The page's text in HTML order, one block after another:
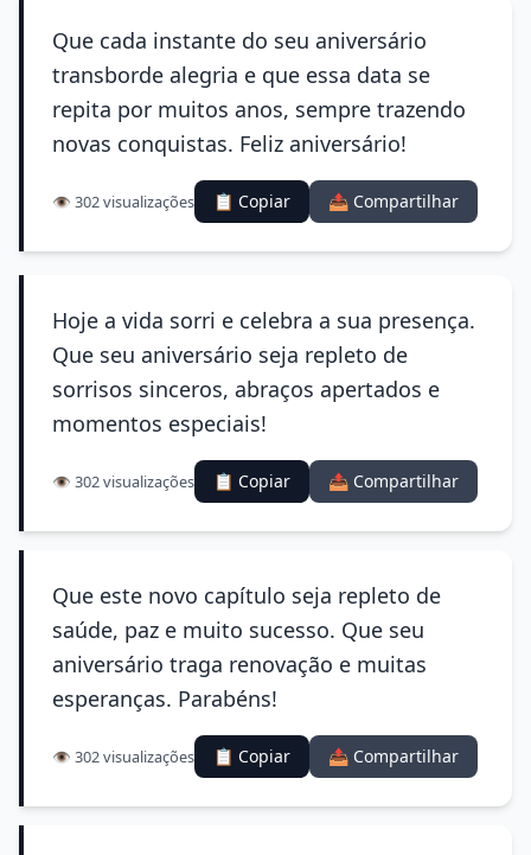
Que cada instante do seu aniversário
transborde alegria e que essa data se
repita por muitos anos, sempre trazendo
novas conquistas. Feliz aniversário!
👁️ 302 visualizações 📋 Copiar 📤 Compartilhar
Hoje a vida sorri e celebra a sua presença.
Que seu aniversário seja repleto de
sorrisos sinceros, abraços apertados e
momentos especiais!
👁️ 302 visualizações 📋 Copiar 📤 Compartilhar
Que este novo capítulo seja repleto de
saúde, paz e muito sucesso. Que seu
aniversário traga renovação e muitas
esperanças. Parabéns!
👁️ 302 visualizações 📋 Copiar 📤 Compartilhar